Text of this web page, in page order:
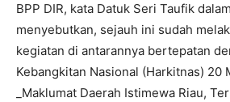
BPP DIR, kata Datuk Seri Taufik
menyebutkan, sejauh ini sudah
kegiatan di antarannya bertepatan
Kebangkitan Nasional (Harkitnas) 20
_Maklumat Daerah Istimewa Riau,